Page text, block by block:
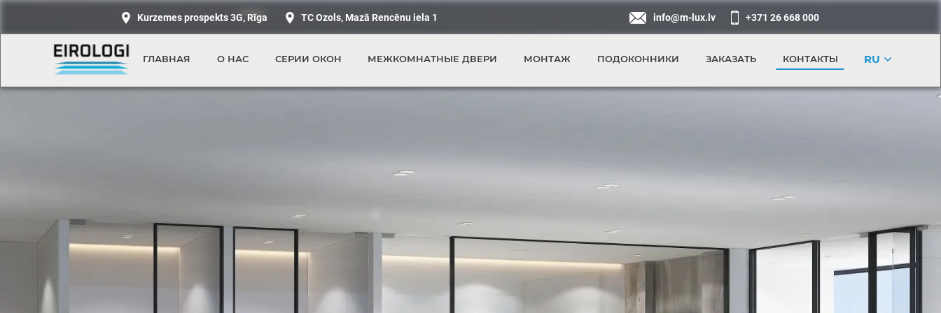
ГЛАВНАЯ О НАС СЕРИИ ОКОН МЕЖКОМНАТНЫЕ ДВЕРИ МОНТАЖ ПОДОКОННИКИ ЗАКАЗАТЬ КОНТАКТЫ RU
Hero title Kurzemes prospekts 3G, Rīga TC Ozols, Mazā Rencēnu iela 1 info@m-lux.lv +371 26 668 000